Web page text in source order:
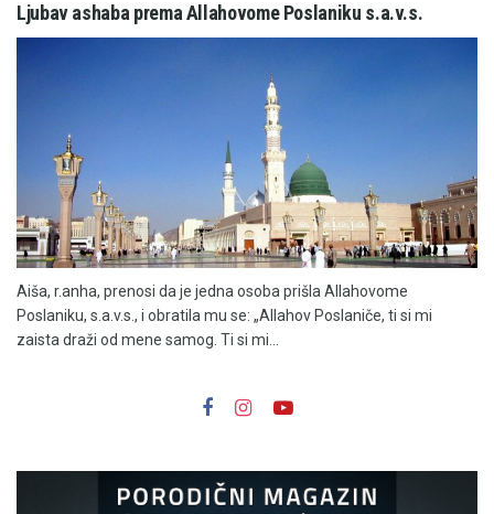
Ljubav ashaba prema Allahovome Poslaniku s.a.v.s.
Aiša, r.anha, prenosi da je jedna osoba prišla Allahovome
Poslaniku, s.a.v.s., i obratila mu se: „Allahov Poslaniče, ti si mi
zaista draži od mene samog. Ti si mi...